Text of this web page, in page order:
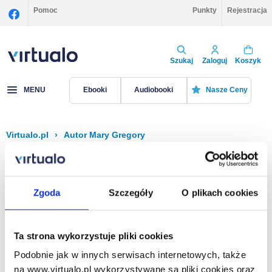
Zgoda Szczegóły O plikach cookies
Ta strona wykorzystuje pliki cookies
Podobnie jak w innych serwisach internetowych, także
na www.virtualo.pl wykorzystywane są pliki cookies oraz
Pomoc Punkty Rejestracja
Szukaj Zaloguj Koszyk
MENU Ebooki Audiobooki Nasze Ceny
Virtualo.pl › Autor Mary Gregory
Filtruj Sortuj
Na stronie